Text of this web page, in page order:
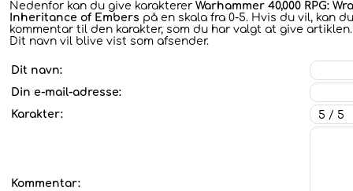
Nedenfor kan du give karakterer Warhammer 40,000 RPG:
Inheritance of Embers på en skala fra 0-5. Hvis du vil, kan
kommentar til den karakter, som du har valgt at give artiklen.
Dit navn vil blive vist som afsender.
Dit navn:
Din e-mail-adresse:
Karakter:
Kommentar: